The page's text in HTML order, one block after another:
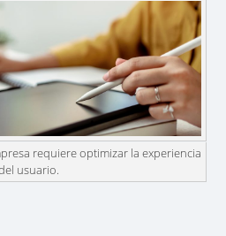
requiere optimizar la experiencia
usuario.